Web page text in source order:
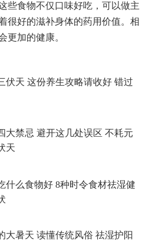
些食物不仅口味好吃，可以做主
很好的滋补身体的药用价值。相
更加的健康。
伏天 这份养生攻略请收好 错过
大禁忌 避开这几处误区 不耗元
天
什么食物好 8种时令食材祛湿健
大暑天 读懂传统风俗 祛湿护阳